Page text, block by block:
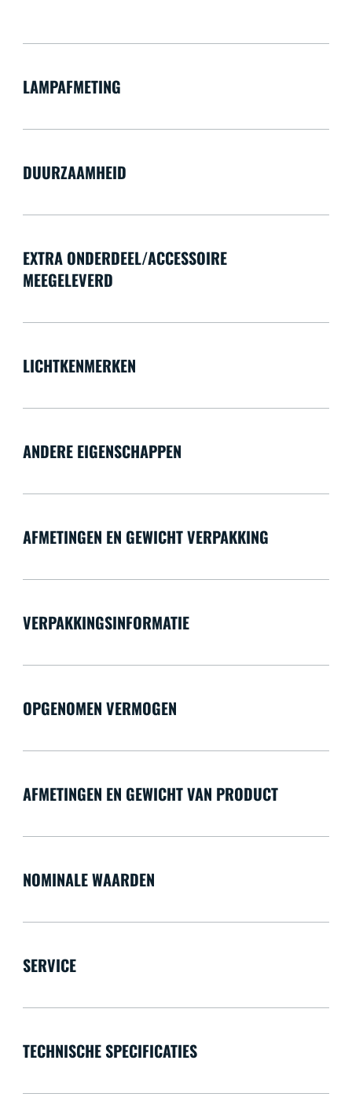
LAMPAFMETING
DUURZAAMHEID
EXTRA ONDERDEEL/ACCESSOIRE
MEEGELEVERD
LICHTKENMERKEN
ANDERE EIGENSCHAPPEN
AFMETINGEN EN GEWICHT VERPAKKING
VERPAKKINGSINFORMATIE
OPGENOMEN VERMOGEN
AFMETINGEN EN GEWICHT VAN PRODUCT
NOMINALE WAARDEN
SERVICE
TECHNISCHE SPECIFICATIES